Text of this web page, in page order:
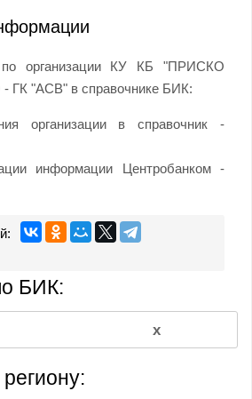
по организации КУ КБ "ПРИСКО
"АСВ" в справочнике БИК:
организации в справочник -
информации Центробанком -
БИК: